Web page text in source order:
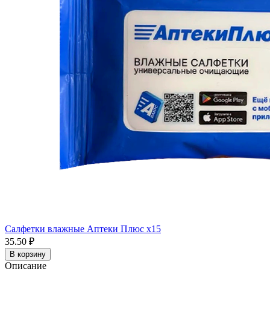
Салфетки влажные Аптеки Плюс x15
35.50 ₽
В корзину
Описание